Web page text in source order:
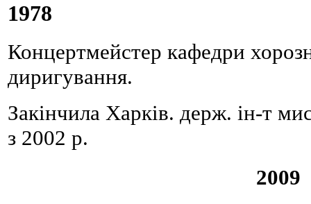
1978
Концертмейстер кафедри
диригування.
Закінчила Харків. держ. ін-т
з 2002 р.
2009